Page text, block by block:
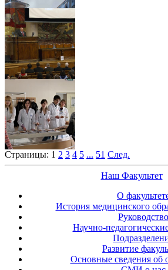
Страницы: 1 2 3 4 5 ... 51 След.
Наш Факультет
О
История медицинского
Руководство
Научно-
Развитие
Основные сведения об